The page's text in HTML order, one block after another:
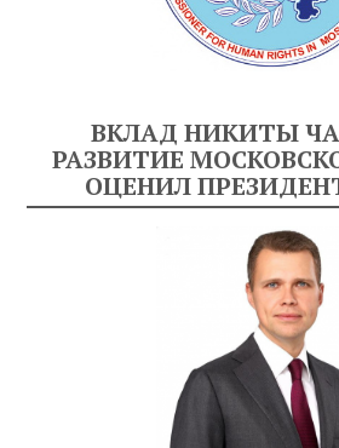
ВКЛАД НИКИТЫ
РАЗВИТИЕ
ОЦЕНИЛ